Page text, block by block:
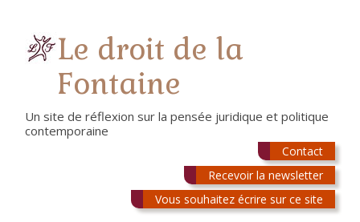
Le droit de la
Fontaine
Un site de réflexion sur la pensée juridique et politique
contemporaine
Contact
Recevoir la newsletter
Vous souhaitez écrire sur ce site